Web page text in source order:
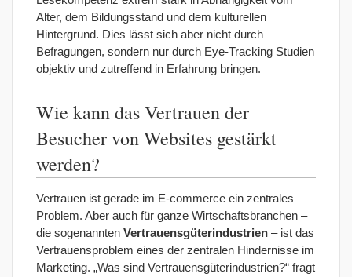
Alter, dem Bildungsstand und dem kulturellen
Hintergrund. Dies lässt sich aber nicht durch
Befragungen, sondern nur durch Eye-Tracking Studien
objektiv und zutreffend in Erfahrung bringen.
Wie kann das Vertrauen der
Besucher von Websites gestärkt
werden?
Vertrauen ist gerade im E-commerce ein zentrales
Problem. Aber auch für ganze Wirtschaftsbranchen –
die sogenannten Vertrauensgüterindustrien – ist das
Vertrauensproblem eines der zentralen Hindernisse im
Marketing. „Was sind Vertrauensgüterindustrien?“ fragt